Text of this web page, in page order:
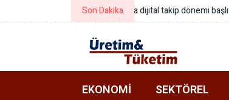
Son Dakika Manisa Büyükşehirden
EKONOMI SEKTÖREL